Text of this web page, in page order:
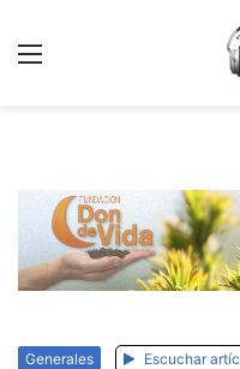
Generales Escuchar